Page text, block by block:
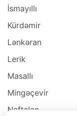
İsmayıllı
Kürdəmir
Lənkəran
Lerik
Masallı
Mingəçevir
Naftalan